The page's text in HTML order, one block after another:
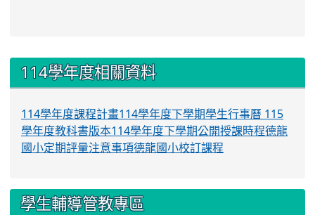
::: 114學年度相關資料
114學年度課程計畫114學年度下學期學生行事曆 115
學年度教科書版本114學年度下學期公開授課時程德龍
國小定期評量注意事項德龍國小校訂課程
學生輔導管教專區